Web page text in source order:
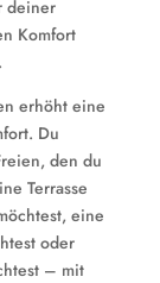
deiner
Komfort
erhöht eine
Du
den du
Terrasse
eine
oder
– mit